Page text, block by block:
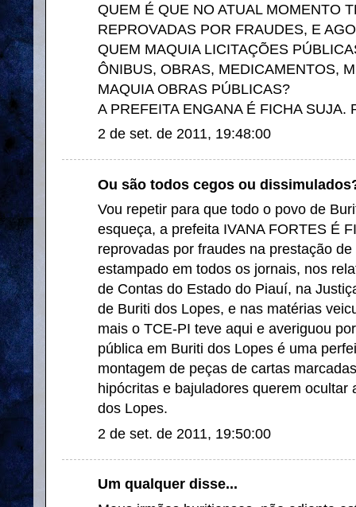
QUEM É QUE NO ATUAL MOMENTO
REPROVADAS POR FRAUDES, E
QUEM MAQUIA LICITAÇÕES
ÔNIBUS, OBRAS, MEDICAMENTOS,
MAQUIA OBRAS PÚBLICAS?
A PREFEITA ENGANA É FICHA SUJA.
2 de set. de 2011, 19:48:00
Ou são todos cegos ou
Vou repetir para que todo o povo de
esqueça, a prefeita IVANA FORTES É
reprovadas por fraudes na prestação
estampado em todos os jornais, nos
de Contas do Estado do Piauí, na
de Buriti dos Lopes, e nas matérias
mais o TCE-PI teve aqui e averiguou
pública em Buriti dos Lopes é uma
montagem de peças de cartas
hipócritas e bajuladores querem ocultar
dos Lopes.
2 de set. de 2011, 19:50:00
Um qualquer disse...